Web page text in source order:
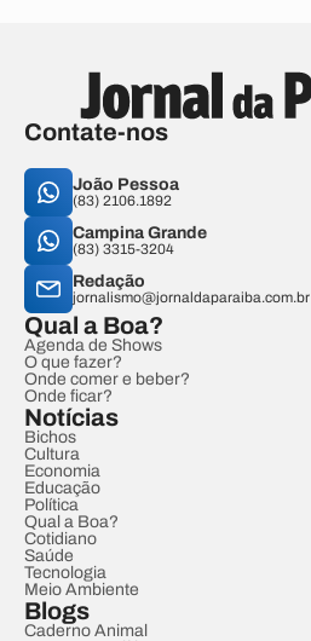
Contate-nos
João Pessoa
(83) 2106.1892
Campina Grande
(83) 3315-3204
Redação
jornalismo@jornaldaparaiba.com.br
Qual a Boa?
Agenda de Shows
O que fazer?
Onde comer e beber?
Onde ficar?
Notícias
Bichos
Cultura
Economia
Educação
Política
Qual a Boa?
Cotidiano
Saúde
Tecnologia
Meio Ambiente
Blogs
Caderno Animal